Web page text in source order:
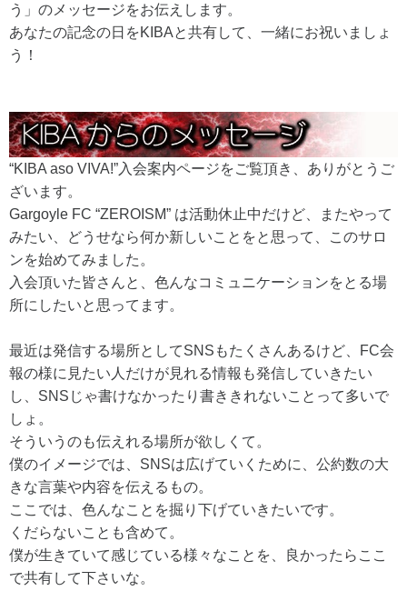
う」のメッセージをお伝えします。
あなたの記念の日をKIBAと共有して、一緒にお祝いましょ
う！
“KIBA aso VIVA!”入会案内ページをご覧頂き、ありがとうご
ざいます。
Gargoyle FC “ZEROISM” は活動休止中だけど、またやって
みたい、どうせなら何か新しいことをと思って、このサロ
ンを始めてみました。
入会頂いた皆さんと、色んなコミュニケーションをとる場
所にしたいと思ってます。
最近は発信する場所としてSNSもたくさんあるけど、FC会
報の様に見たい人だけが見れる情報も発信していきたい
し、SNSじゃ書けなかったり書ききれないことって多いで
しょ。
そういうのも伝えれる場所が欲しくて。
僕のイメージでは、SNSは広げていくために、公約数の大
きな言葉や内容を伝えるもの。
ここでは、色んなことを掘り下げていきたいです。
くだらないことも含めて。
僕が生きていて感じている様々なことを、良かったらここ
で共有して下さいな。